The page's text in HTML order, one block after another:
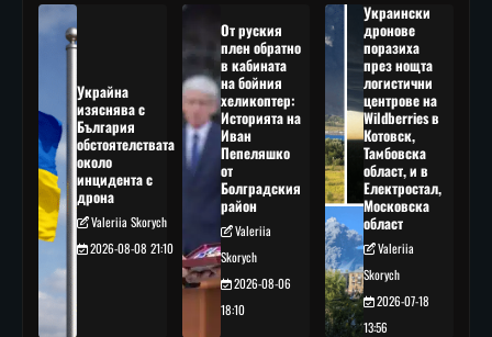
Украйна
изяснява с
България
обстоятелствата
около
инцидента с
дрона
Valeriia Skorych
2026-08-08 21:10
От руския
плен обратно
в кабината
на бойния
хеликоптер:
Историята на
Иван
Пепеляшко
от
Болградския
район
Valeriia
Skorych
2026-08-06
18:10
Украински
дронове
поразиха
през нощта
логистични
центрове на
Wildberries в
Котовск,
Тамбовска
област, и в
Електростал,
Московска
област
Valeriia
Skorych
2026-07-18
13:56